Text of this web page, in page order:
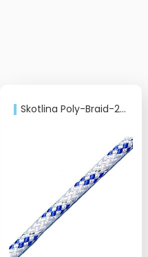
Skotlina Poly-Braid-24 Blå